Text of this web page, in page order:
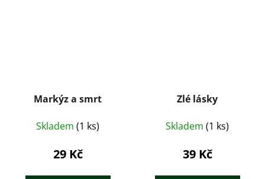
Markýz a smrt
Skladem (1 ks)
29 Kč
Zlé lásky
Skladem (1 ks)
39 Kč